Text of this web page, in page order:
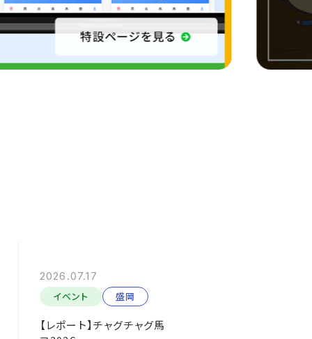
2026.07.17
イベント
盛岡
【レポート】チャグチャグ馬